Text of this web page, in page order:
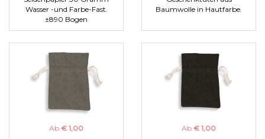
Wasser -und Farbe-Fast.
±890 Bogen
Baumwolle in Hautfarbe.
Ab € 1,00
Ab € 1,00